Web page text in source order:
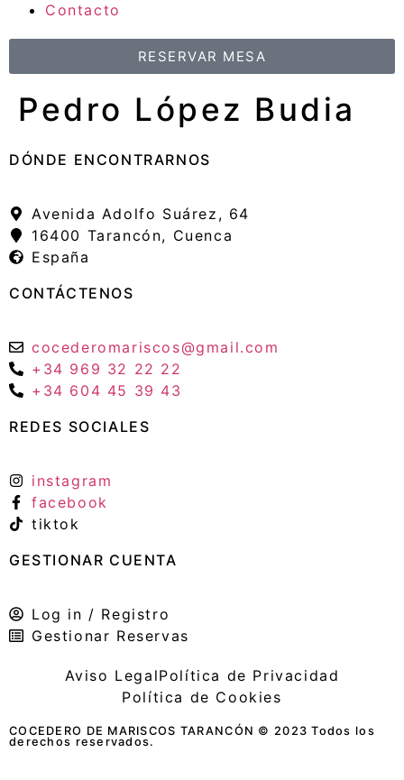
Contacto
RESERVAR MESA
Pedro López Budia
DÓNDE ENCONTRARNOS
Avenida Adolfo Suárez, 64
16400 Tarancón, Cuenca
España
CONTÁCTENOS
cocederomariscos@gmail.com
+34 969 32 22 22
+34 604 45 39 43
REDES SOCIALES
instagram
facebook
tiktok
GESTIONAR CUENTA
Log in / Registro
Gestionar Reservas
Aviso LegalPolítica de Privacidad
Política de Cookies
COCEDERO DE MARISCOS TARANCÓN © 2023 Todos los
derechos reservados.